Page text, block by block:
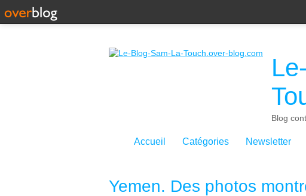
Blog
Accueil Catégories Newsletter
Yemen. Des photos